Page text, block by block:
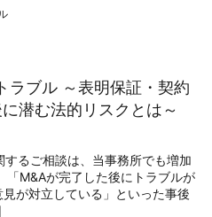
ラブル ～表明保証・契約
潜む法的リスクとは～
るご相談は、当事務所でも増加
「M&Aが完了した後にトラブルが
が対立している」といった事後